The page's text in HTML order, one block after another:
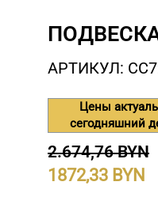
ПОДВЕСКА
АРТИКУЛ:
Цены
сегодняшний
2.674,76 BYN
1872,33